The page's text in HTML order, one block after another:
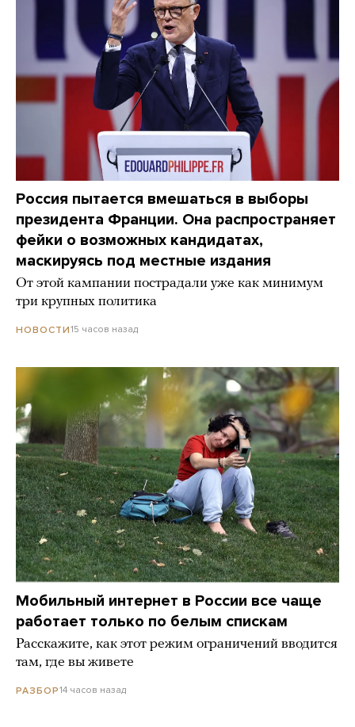
Россия пытается вмешаться в выборы
президента Франции. Она распространяет
фейки о возможных кандидатах,
маскируясь под местные издания
От этой кампании пострадали уже как минимум
три крупных политика
НОВОСТИ15 часов назад
Мобильный интернет в России все чаще
работает только по белым спискам
Расскажите, как этот режим ограничений вводится
там, где вы живете
РАЗБОР14 часов назад